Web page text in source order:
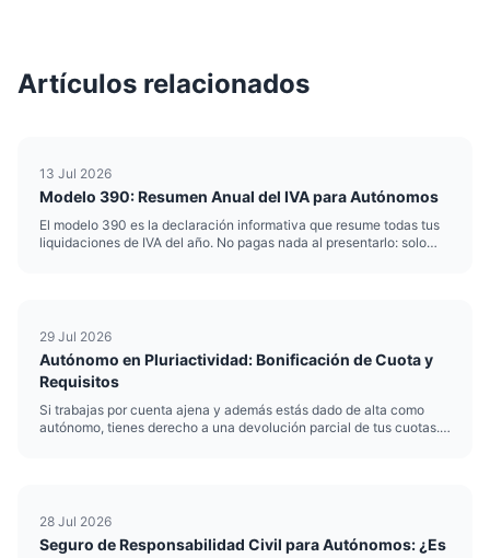
Artículos relacionados
13 Jul 2026
Modelo 390: Resumen Anual del IVA para Autónomos
El modelo 390 es la declaración informativa que resume todas tus
liquidaciones de IVA del año. No pagas nada al presentarlo: solo
29 Jul 2026
Autónomo en Pluriactividad: Bonificación de Cuota y
Requisitos
Si trabajas por cuenta ajena y además estás dado de alta como
autónomo, tienes derecho a una devolución parcial de tus cuotas.
28 Jul 2026
Seguro de Responsabilidad Civil para Autónomos: ¿Es